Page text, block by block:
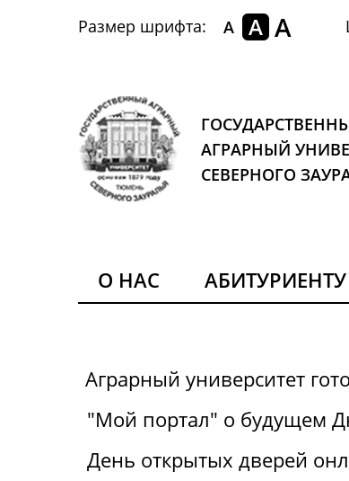
Размер шрифта: A A A
АГРАРНЫЙ
СЕВЕРНОГО
О НАС АБИТУРИЕНТУ
Аграрный университет
"Мой портал" о будущем
День открытых дверей